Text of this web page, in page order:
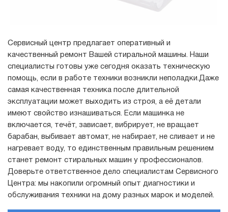
Сервисный центр предлагает оперативный и
качественный ремонт Вашей стиральной машины. Наши
специалисты готовы уже сегодня оказать техническую
помощь, если в работе техники возникли неполадки.Даже
самая качественная техника после длительной
эксплуатации может выходить из строя, а её детали
имеют свойство изнашиваться. Если машинка не
включается, течёт, зависает, вибрирует, не вращает
барабан, выбивает автомат, не набирает, не сливает и не
нагревает воду, то единственным правильным решением
станет ремонт стиральных машин у профессионалов.
Доверьте ответственное дело специалистам Сервисного
Центра: мы накопили огромный опыт диагностики и
обслуживания техники на дому разных марок и моделей.